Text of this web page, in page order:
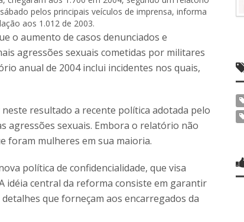
pelos principais veículos de imprensa, informa
aos 1.012 de 2003.
o aumento de casos denunciados e
agressões sexuais cometidas por militares
anual de 2004 inclui incidentes nos quais,
resultado a recente política adotada pelo
agressões sexuais. Embora o relatório não
foram mulheres em sua maioria.
política de confidencialidade, que visa
idéia central da reforma consiste em garantir
que forneçam aos encarregados da